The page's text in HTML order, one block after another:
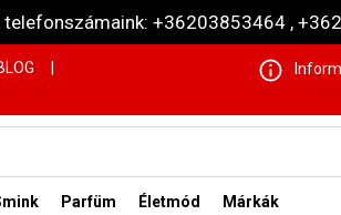
+36203853464 ,
Parfüm Életmód Márkák